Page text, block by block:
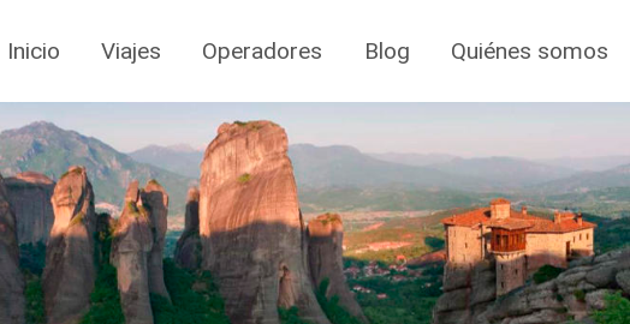
Inicio Viajes Operadores Blog Quiénes somos